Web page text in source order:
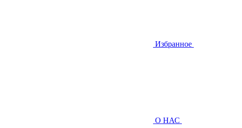
Избранное
О НАС